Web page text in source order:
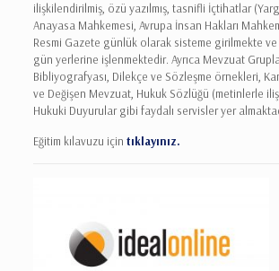
ilişkilendirilmiş, özü yazılmış, tasnifli İçtihatlar
Anayasa Mahkemesi, Avrupa İnsan Hakları
Resmi Gazete günlük olarak sisteme girilmekte ve
gün yerlerine işlenmektedir. Ayrıca Mevzuat
Bibliyografyası, Dilekçe ve Sözleşme örnekleri,
ve Değişen Mevzuat, Hukuk Sözlüğü (metinlerle
Hukuki Duyurular gibi faydalı servisler yer
Eğitim kılavuzu için tıklayınız.